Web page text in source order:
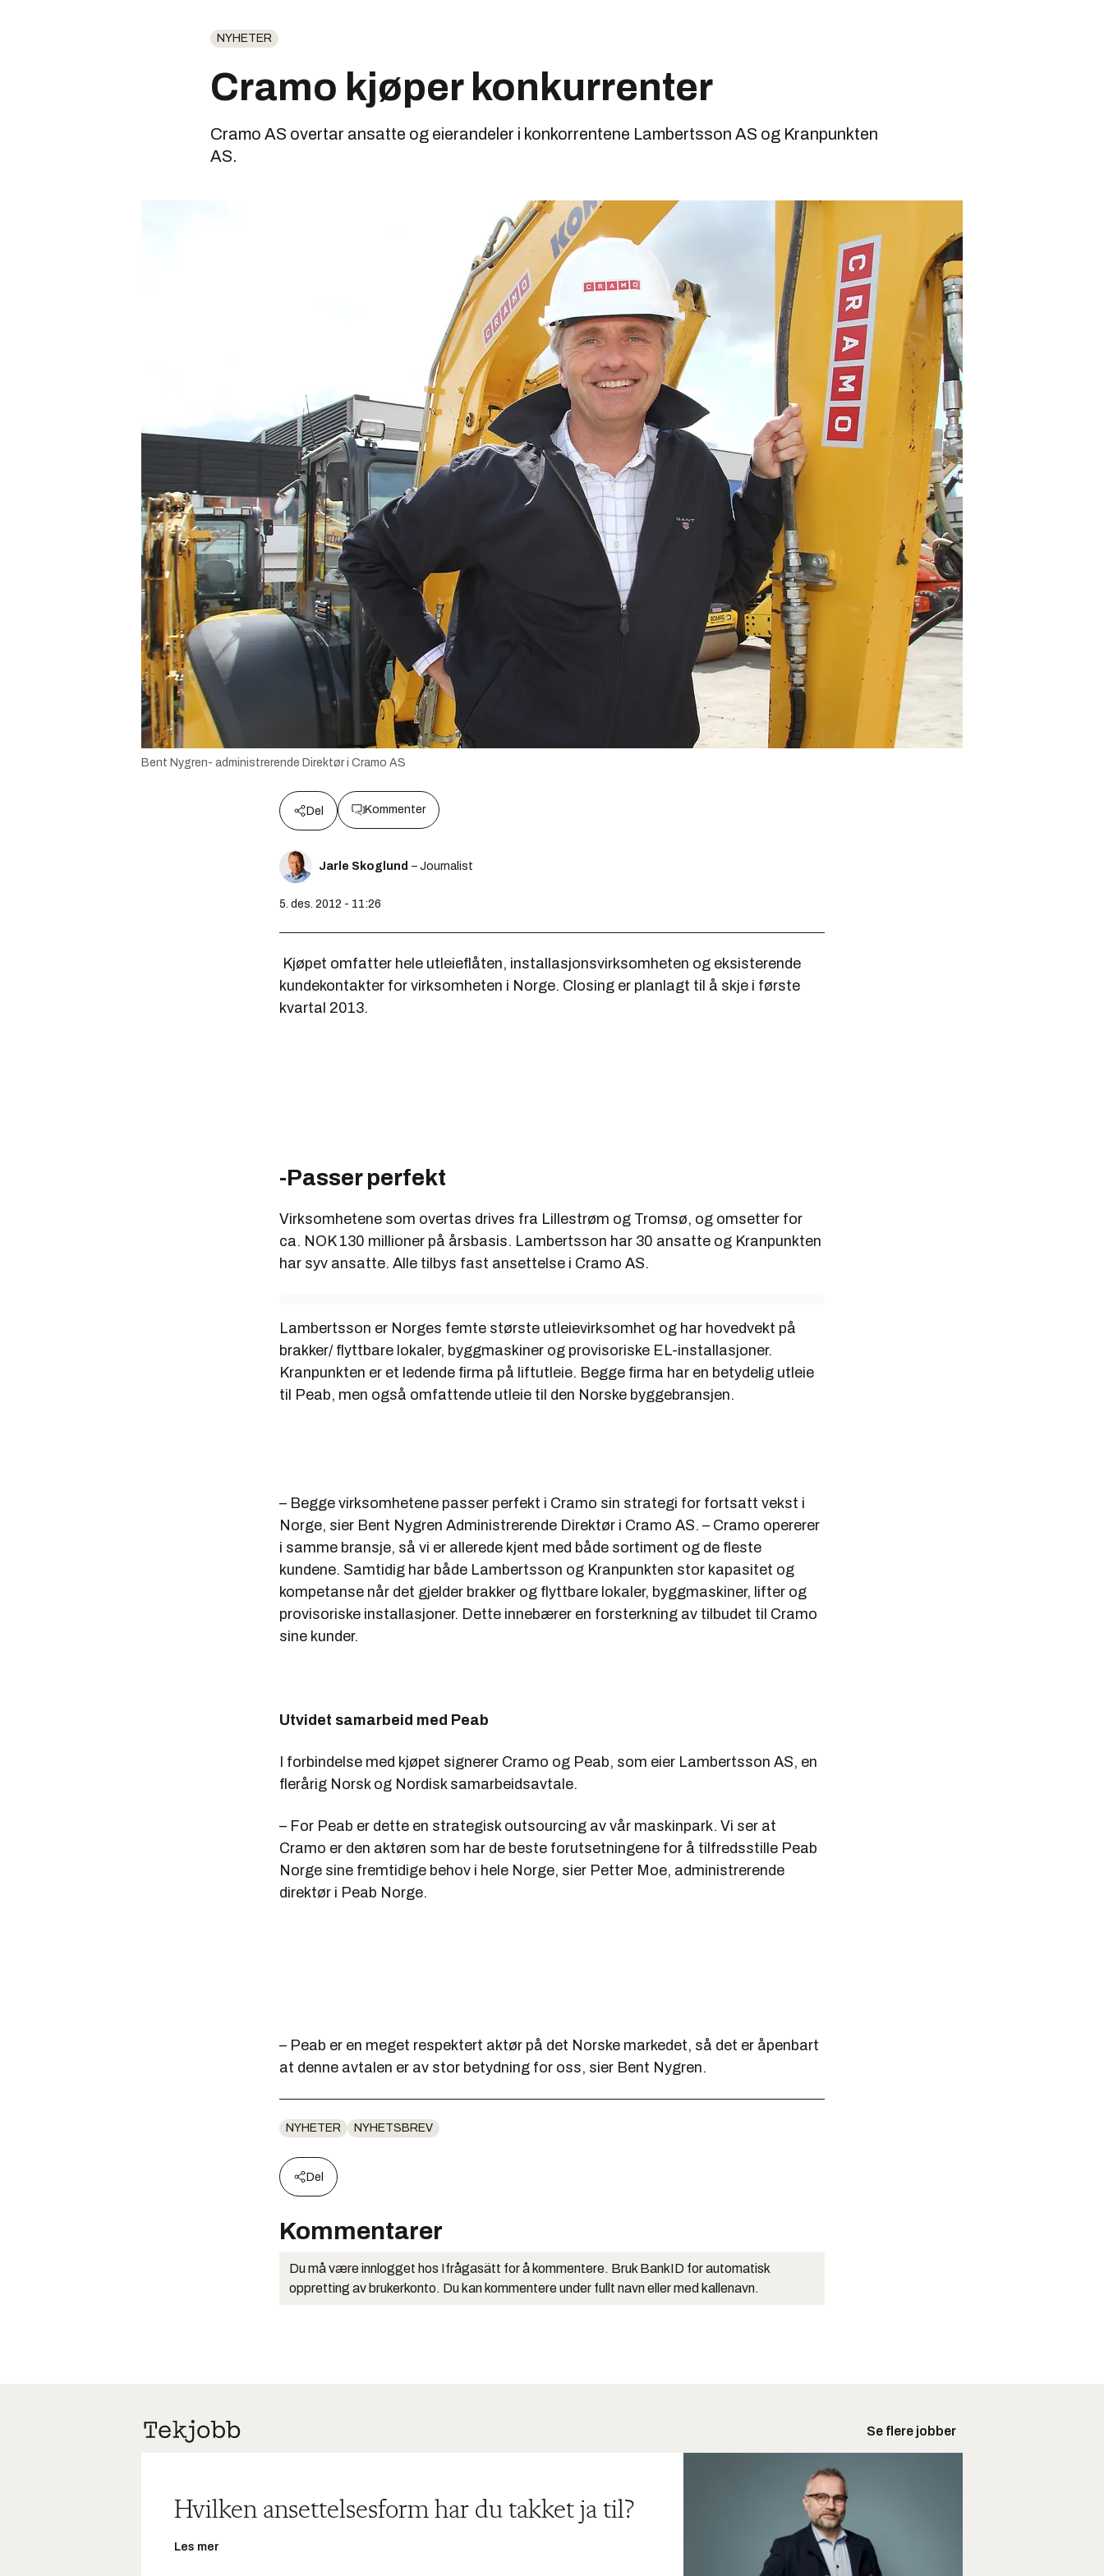
NYHETER
Cramo kjøper konkurrenter
Cramo AS overtar ansatte og eierandeler i konkorrentene Lambertsson AS og Kranpunkten
AS.
Bent Nygren- administrerende Direktør i Cramo AS
Del Kommenter
Jarle Skoglund – Journalist
5. des. 2012 - 11:26
Kjøpet omfatter hele utleieflåten, installasjonsvirksomheten og eksisterende
kundekontakter for virksomheten i Norge. Closing er planlagt til å skje i første
kvartal 2013.
-Passer perfekt
Virksomhetene som overtas drives fra Lillestrøm og Tromsø, og omsetter for
ca. NOK 130 millioner på årsbasis. Lambertsson har 30 ansatte og Kranpunkten
har syv ansatte. Alle tilbys fast ansettelse i Cramo AS.
Lambertsson er Norges femte største utleievirksomhet og har hovedvekt på
brakker/ flyttbare lokaler, byggmaskiner og provisoriske EL-installasjoner.
Kranpunkten er et ledende firma på liftutleie. Begge firma har en betydelig utleie
til Peab, men også omfattende utleie til den Norske byggebransjen.
– Begge virksomhetene passer perfekt i Cramo sin strategi for fortsatt vekst i
Norge, sier Bent Nygren Administrerende Direktør i Cramo AS. – Cramo opererer
i samme bransje, så vi er allerede kjent med både sortiment og de fleste
kundene. Samtidig har både Lambertsson og Kranpunkten stor kapasitet og
kompetanse når det gjelder brakker og flyttbare lokaler, byggmaskiner, lifter og
provisoriske installasjoner. Dette innebærer en forsterkning av tilbudet til Cramo
sine kunder.
Utvidet samarbeid med Peab
I forbindelse med kjøpet signerer Cramo og Peab, som eier Lambertsson AS, en
flerårig Norsk og Nordisk samarbeidsavtale.
– For Peab er dette en strategisk outsourcing av vår maskinpark. Vi ser at
Cramo er den aktøren som har de beste forutsetningene for å tilfredsstille Peab
Norge sine fremtidige behov i hele Norge, sier Petter Moe, administrerende
direktør i Peab Norge.
– Peab er en meget respektert aktør på det Norske markedet, så det er åpenbart
at denne avtalen er av stor betydning for oss, sier Bent Nygren.
NYHETER NYHETSBREV
Del
Kommentarer
Du må være innlogget hos Ifrågasätt for å kommentere. Bruk BankID for automatisk
oppretting av brukerkonto. Du kan kommentere under fullt navn eller med kallenavn.
Se flere jobber
Hvilken ansettelsesform har du takket ja til?
Les mer